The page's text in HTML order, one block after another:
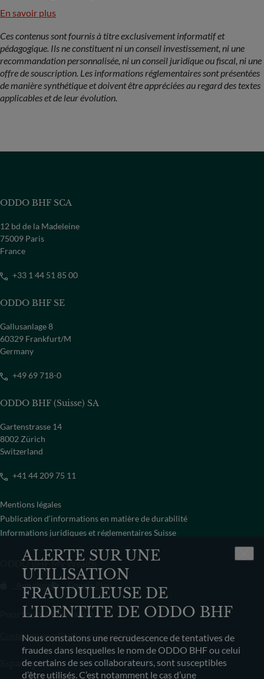
ALERTE SUR UNE
UTILISATION
FRAUDULEUSE DE
L'IDENTITE DE ODDO BHF
Nous constatons une recrudescence de tentatives de
fraudes dans lesquelles le nom de ODDO BHF ou celui
de certains de ses collaborateurs, sont susceptibles
d’être utilisés. C’est notamment le cas d’une
En savoir plus
Ces contenus sont fournis à titre exclusivement informatif et
pédagogique. Ils ne constituent ni un conseil investissement, ni une
recommandation personnalisée, ni un conseil juridique ou fiscal, ni une
offre de souscription. Les informations réglementaires sont présentées
de manière synthétique et doivent être appréciées au regard des textes
applicables et de leur évolution.
ODDO BHF SCA
12 bd de la Madeleine
75009 Paris
France
+33 1 44 51 85 00
ODDO BHF SE
Gallusanlage 8
60329 Frankfurt/M
Germany
+49 69 718-0
ODDO BHF (Suisse) SA
Gartenstrasse 14
8002 Zürich
Switzerland
+41 44 209 75 11
Mentions légales
Publication d‘informations en matière de durabilité
Informations juridiques et réglementaires Suisse
ODDO BHF My Wealth
App store Google Play
Pour toute information
Contactez-nousRésilier mon contrat
Espace presse